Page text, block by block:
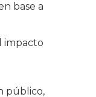
base a
impacto
público,